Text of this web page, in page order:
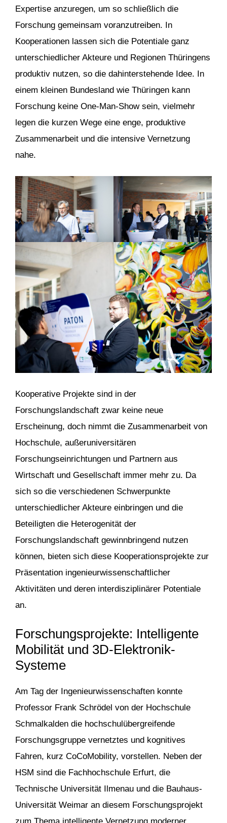
Expertise anzuregen, um so schließlich die
Forschung gemeinsam voranzutreiben. In
Kooperationen lassen sich die Potentiale ganz
unterschiedlicher Akteure und Regionen Thüringens
produktiv nutzen, so die dahinterstehende Idee. In
einem kleinen Bundesland wie Thüringen kann
Forschung keine One-Man-Show sein, vielmehr
legen die kurzen Wege eine enge, produktive
Zusammenarbeit und die intensive Vernetzung
nahe.
Kooperative Projekte sind in der
Forschungslandschaft zwar keine neue
Erscheinung, doch nimmt die Zusammenarbeit von
Hochschule, außeruniversitären
Forschungseinrichtungen und Partnern aus
Wirtschaft und Gesellschaft immer mehr zu. Da
sich so die verschiedenen Schwerpunkte
unterschiedlicher Akteure einbringen und die
Beteiligten die Heterogenität der
Forschungslandschaft gewinnbringend nutzen
können, bieten sich diese Kooperationsprojekte zur
Präsentation ingenieurwissenschaftlicher
Aktivitäten und deren interdisziplinärer Potentiale
an.
Forschungsprojekte: Intelligente
Mobilität und 3D-Elektronik-
Systeme
Am Tag der Ingenieurwissenschaften konnte
Professor Frank Schrödel von der Hochschule
Schmalkalden die hochschulübergreifende
Forschungsgruppe vernetztes und kognitives
Fahren, kurz CoCoMobility, vorstellen. Neben der
HSM sind die Fachhochschule Erfurt, die
Technische Universität Ilmenau und die Bauhaus-
Universität Weimar an diesem Forschungsprojekt